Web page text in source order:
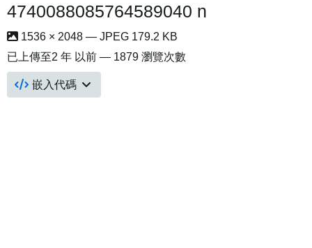
4740088085764589040 n
1536 × 2048 — JPEG 179.2 KB
已上傳至2 年 以前 — 1879 瀏覽次數
嵌入代碼